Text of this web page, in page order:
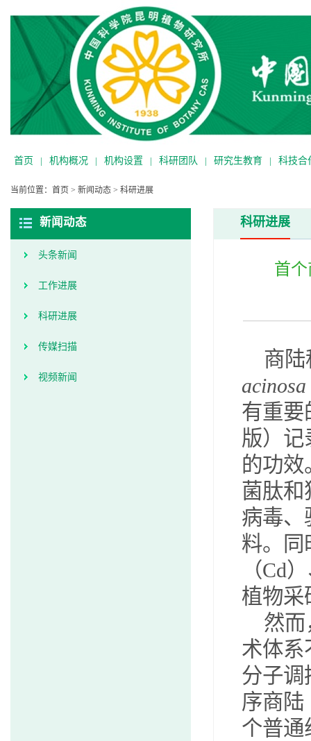
首页 | 机构概况 | 机构设置 | 科研团队 | 研究生教育 | 科技合
当前位置： 首页 > 新闻动态 > 科研进展
新闻动态
头条新闻
工作进展
科研进展
传媒扫描
视频新闻
科研进展
首
商
acinosa
有重要
版）记
的功效
菌肽
病毒、
料。同
（Cd
植物采
然
术体系
分子调
序商陆
个普通